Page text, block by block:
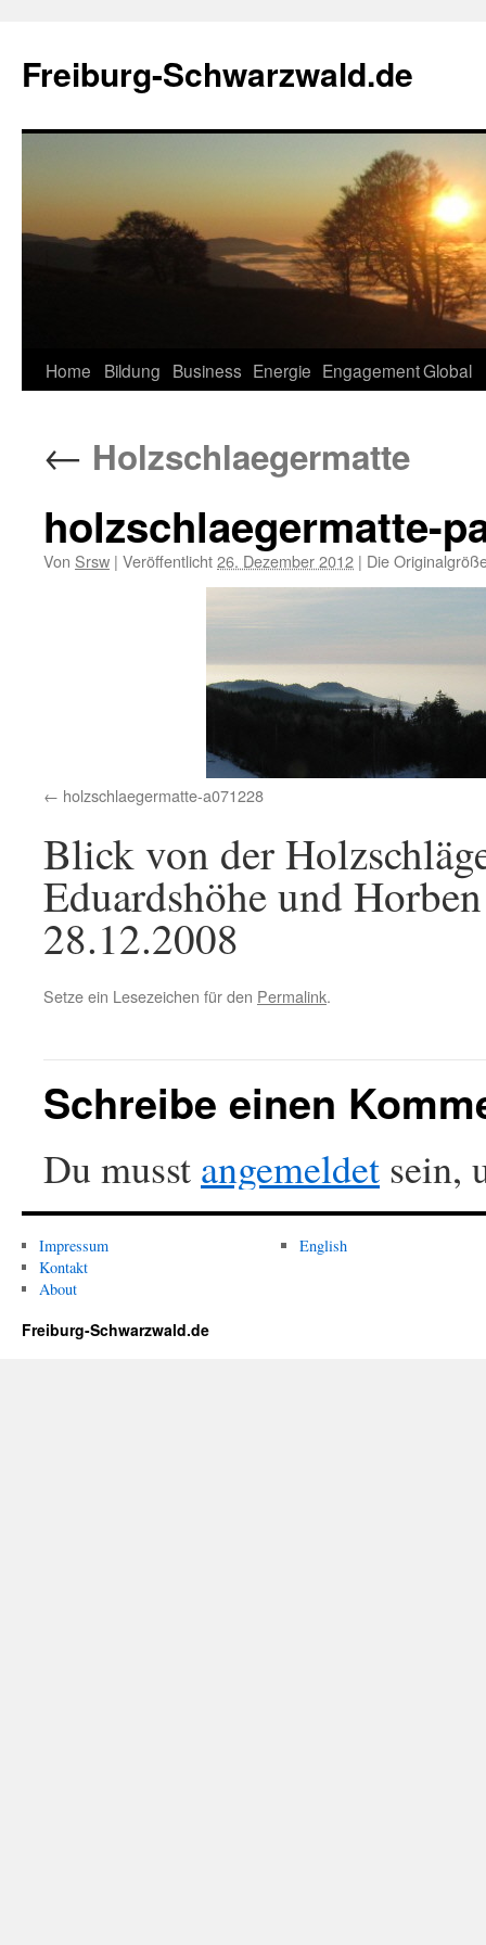
springen
Freiburg-Schwarzwald.de
Home Bildung Business Energie EngagementGlobal
← Holzschlaegermatte
holzschlaegermatte-
Von Srsw | Veröffentlicht26. Dezember 2012 | Die
holzschlaegermatte-a071228
Blick von der
Eduardshöhe und
28.12.2008
Setze ein Lesezeichen für den Permalink.
Schreibe einen
Du musst angemeldet sein,
Impressum
Kontakt
About
English
Freiburg-Schwarzwald.de